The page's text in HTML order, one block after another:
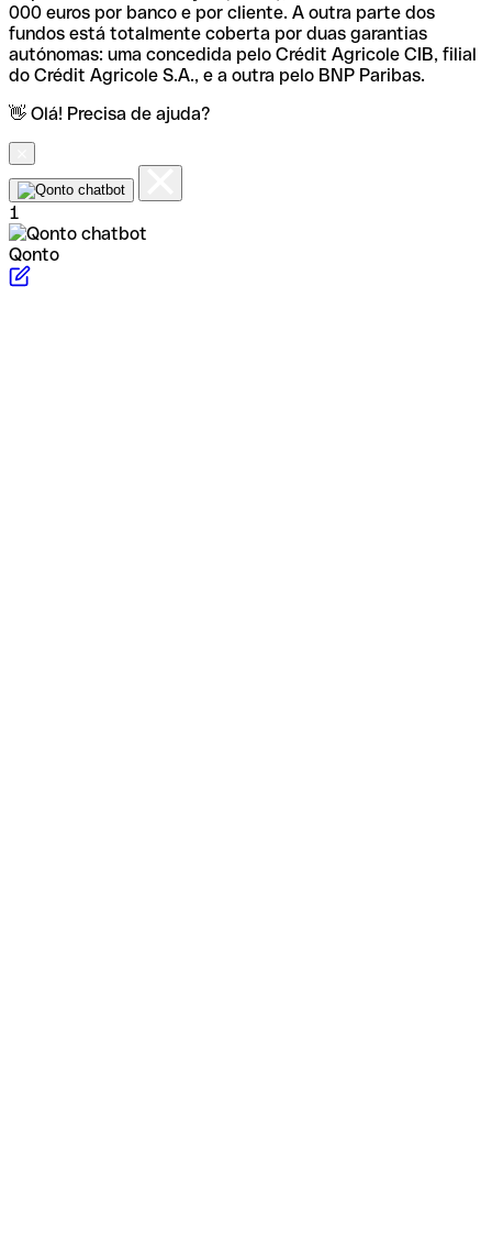
000 euros por banco e por cliente. A outra parte dos
fundos está totalmente coberta por duas garantias
autónomas: uma concedida pelo Crédit Agricole CIB, filial
do Crédit Agricole S.A., e a outra pelo BNP Paribas.
👋 Olá! Precisa de ajuda?
1
Qonto